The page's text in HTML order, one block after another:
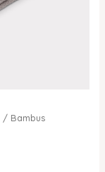
/ Bambus